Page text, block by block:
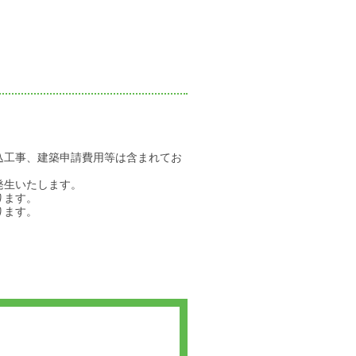
事、建築申請費用等は含まれてお
いたします。
す。
す。